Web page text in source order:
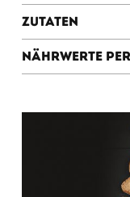
Zutaten
Nährwerte per